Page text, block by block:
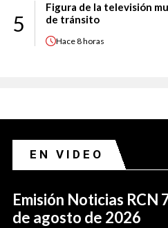
5
Figura de la televisión
de tránsito
Hace8 horas
EN VIDEO
Emisión Noticias RCN
de agosto de 2026